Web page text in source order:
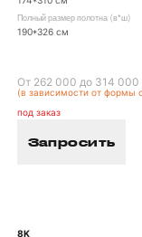
Полный размер полотна (в*ш)
190*326 см
От 262 000 до 314 000
(в зависимости от формы
под заказ
Запросить
8K